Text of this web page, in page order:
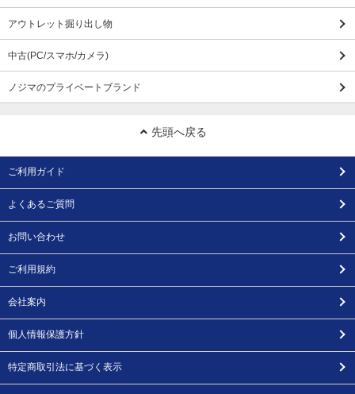
アウトレット掘り出し物
中古(PC/スマホ/カメラ)
ノジマのプライベートブランド
先頭へ戻る
ご利用ガイド
よくあるご質問
お問い合わせ
ご利用規約
会社案内
個人情報保護方針
特定商取引法に基づく表示